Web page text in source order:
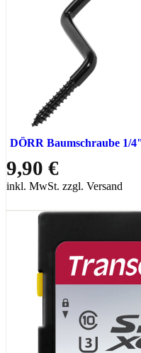
DÖRR Baumschraube 1/
9,90 €
inkl. MwSt. zzgl. Versand